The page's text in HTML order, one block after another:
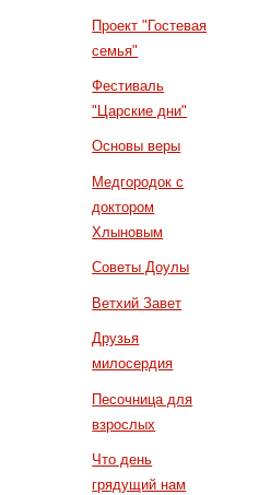
Проект "Гостевая
семья"
Фестиваль
"Царские дни"
Основы веры
Медгородок с
доктором
Хлыновым
Советы Доулы
Ветхий Завет
Друзья
милосердия
Песочница для
взрослых
Что день
грядущий нам